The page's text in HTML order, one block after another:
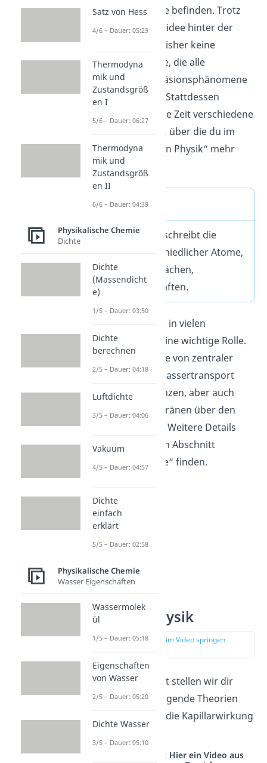
unmittelbarer Nähe befinden. Trotz
der einfachen Kernidee hinter der
Adhäsion, gibt es bisher keine
einheitliche Theorie, die alle
beobachteten Adhäsionsphänomene
beschreiben kann. Stattdessen
entstanden über die Zeit verschiedene
Erklärungsansätze, über die du im
Abschnitt „Adhäsion Physik“ mehr
erfahren kannst.
Merke
DieAdhäsion
beschreibt die
Tendenz unterschiedlicher Atome,
Moleküle oder Flächen,
aneinander zu haften.
Die Adhäsion spielt in vielen
Lebensbereichen eine wichtige Rolle.
Insbesondere ist sie von zentraler
Bedeutung beim Wassertransport
innerhalb von Pflanzen, aber auch
beim Abfluss von Tränen über den
Tränennasengang. Weitere Details
hierzu kannst du im Abschnitt
„Adhäsion Beispiele“ finden.
Adhäsion Physik
zur Stelle im Video springen
In diesem Abschnitt stellen wir dir
einige zugrunde liegende Theorien
vor und gehen auf die Kapillarwirkung
Studyflix vernetzt: Hier ein Video aus
Satz von Hess
4/6 – Dauer: 05:29
Thermodyna
mik und
Zustandsgröß
en I
5/6 – Dauer: 06:27
Thermodyna
mik und
Zustandsgröß
en II
6/6 – Dauer: 04:39
Physikalische Chemie
Dichte
Dichte
(Massendicht
e)
1/5 – Dauer: 03:50
Dichte
berechnen
2/5 – Dauer: 04:18
Luftdichte
3/5 – Dauer: 04:06
Vakuum
4/5 – Dauer: 04:57
Dichte
einfach
erklärt
5/5 – Dauer: 02:58
Physikalische Chemie
Wasser Eigenschaften
Wassermolek
ül
1/5 – Dauer: 05:18
Eigenschaften
von Wasser
2/5 – Dauer: 05:20
Dichte Wasser
3/5 – Dauer: 05:10